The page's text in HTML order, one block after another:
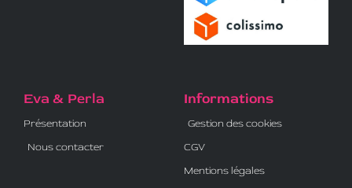
Eva & Perla
Présentation
Nous contacter
Informations
Gestion des cookies
CGV
Mentions légales